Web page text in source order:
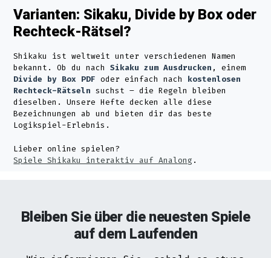
Varianten: Sikaku, Divide by Box oder
Rechteck-Rätsel?
Shikaku ist weltweit unter verschiedenen Namen
bekannt. Ob du nachSikaku zum Ausdrucken , einem
Divide by Box PDF oder einfach nach kostenlosen
Rechteck-Rätseln suchst – die Regeln bleiben
dieselben. Unsere Hefte decken alle diese
Bezeichnungen ab und bieten dir das beste
Logikspiel-Erlebnis.
Lieber online spielen?
Spiele Shikaku interaktiv auf Analong .
Bleiben Sie über die neuesten Spiele
auf dem Laufenden